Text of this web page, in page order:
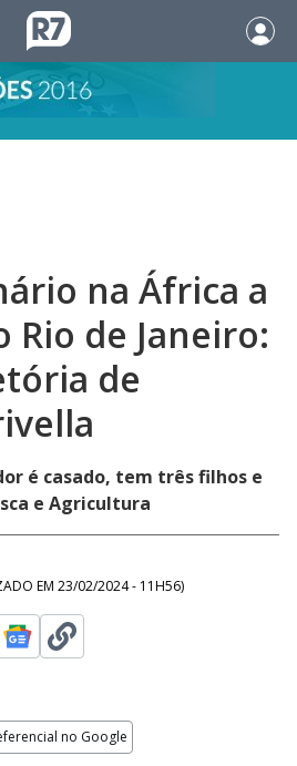
na África a
Rio de Janeiro:
de
é casado, tem três filhos e
e Agricultura
EM 23/02/2024 - 11H56)
no Google